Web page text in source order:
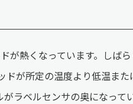
熱くなっています。しばら
が所定の温度より低温また
ラベルセンサの奥になって